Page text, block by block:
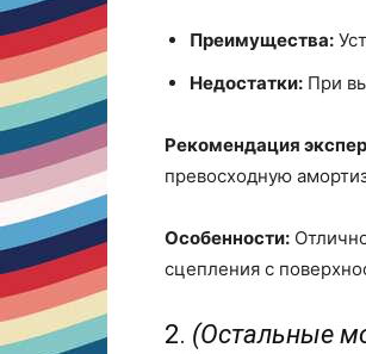
Преимущества:
Недостатки: При
Рекомендация
превосходную
Особенности:
сцепления с
2. (Остальные